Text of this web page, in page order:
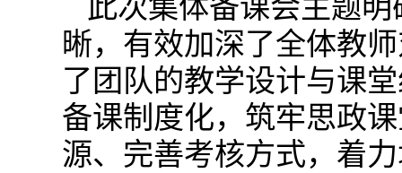
此次集体备课会主题
晰，有效加深了全体教
了团队的教学设计与课
备课制度化，筑牢思政
源、完善考核方式，着